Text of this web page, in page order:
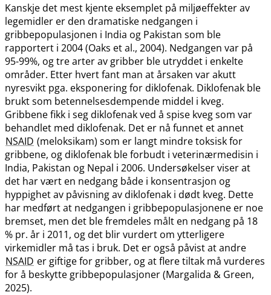
Kanskje det mest kjente eksemplet på miljøeffekter av
legemidler er den dramatiske nedgangen i
gribbepopulasjonen i India og Pakistan som ble
rapportert i 2004 (Oaks et al., 2004). Nedgangen var på
95-99%, og tre arter av gribber ble utryddet i enkelte
områder. Etter hvert fant man at årsaken var akutt
nyresvikt pga. eksponering for diklofenak. Diklofenak ble
brukt som betennelsesdempende middel i kveg.
Gribbene fikk i seg diklofenak ved å spise kveg som var
behandlet med diklofenak. Det er nå funnet et annet
NSAID (meloksikam) som er langt mindre toksisk for
gribbene, og diklofenak ble forbudt i veterinærmedisin i
India, Pakistan og Nepal i 2006. Undersøkelser viser at
det har vært en nedgang både i konsentrasjon og
hyppighet av påvisning av diklofenak i dødt kveg. Dette
har medført at nedgangen i gribbepopulasjonene er noe
bremset, men det ble fremdeles målt en nedgang på 18
% pr. år i 2011, og det blir vurdert om ytterligere
virkemidler må tas i bruk. Det er også påvist at andre
NSAID er giftige for gribber, og at flere tiltak må vurderes
for å beskytte gribbepopulasjoner (Margalida & Green,
2025).